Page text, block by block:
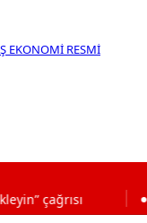
EKONOMİ RESMİ
16:30